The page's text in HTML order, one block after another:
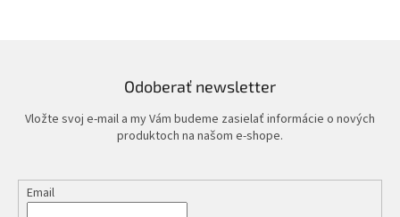
Odoberať newsletter
Vložte svoj e-mail a my Vám budeme zasielať informácie o nových
produktoch na našom e-shope.
Email